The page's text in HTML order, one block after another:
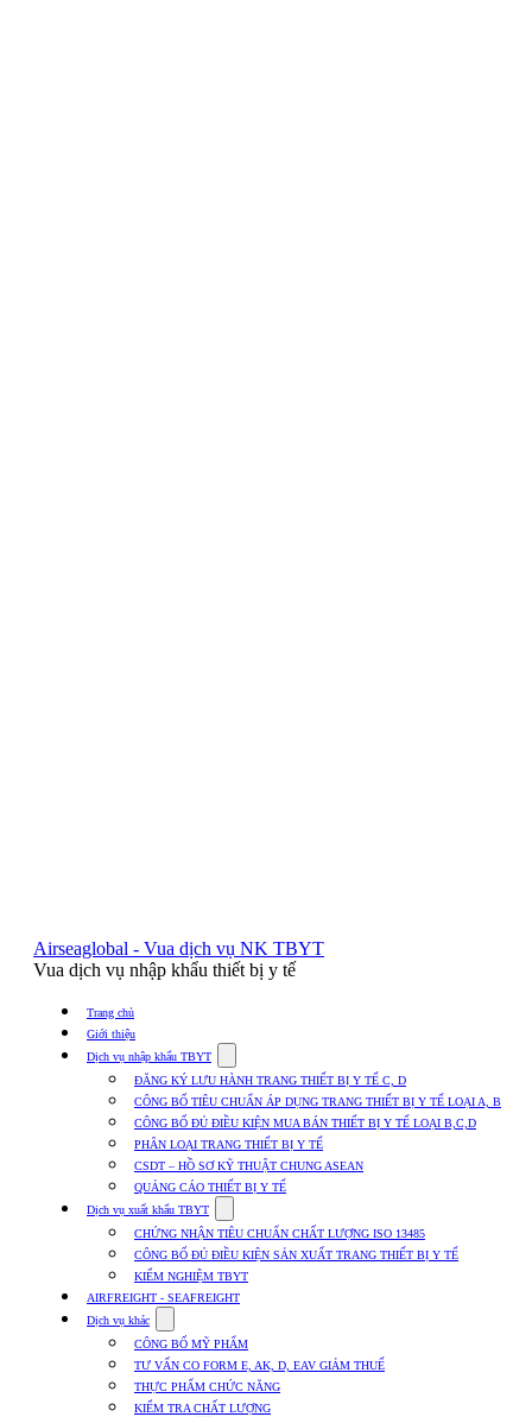
Airseaglobal - Vua dịch vụ NK TBYT
Vua dịch vụ nhập khẩu thiết bị y tế
Trang chủ
Giới thiệu
Dịch vụ nhập khẩu TBYT
submenu
for
Dịch
vụ
nhập
khẩu
TBYT
ĐĂNG KÝ LƯU HÀNH TRANG THIẾT BỊ Y TẾ C, D
CÔNG BỐ TIÊU CHUẨN ÁP DỤNG TRANG THIẾT BỊ Y TẾ LOẠI A, B
CÔNG BỐ ĐỦ ĐIỀU KIỆN MUA BÁN THIẾT BỊ Y TẾ LOẠI B,C,D
PHÂN LOẠI TRANG THIẾT BỊ Y TẾ
CSDT – HỒ SƠ KỸ THUẬT CHUNG ASEAN
QUẢNG CÁO THIẾT BỊ Y TẾ
Dịch vụ xuất khẩu TBYT
submenu
for
Dịch
vụ
xuất
TBYT
CHỨNG NHẬN TIÊU CHUẨN CHẤT LƯỢNG ISO 13485
CÔNG BỐ ĐỦ ĐIỀU KIỆN SẢN XUẤT TRANG THIẾT BỊ Y TẾ
KIỂM NGHIỆM TBYT
AIRFREIGHT - SEAFREIGHT
Dịch vụ khác
submenu
for
Dịch
vụ
khác
CÔNG BỐ MỸ PHẨM
TƯ VẤN CO FORM E, AK, D, EAV GIẢM THUẾ
THỰC PHẨM CHỨC NĂNG
KIỂM TRA CHẤT LƯỢNG